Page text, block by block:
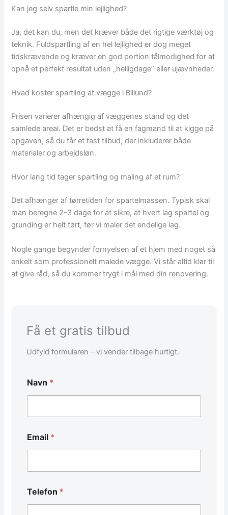
Kan jeg selv spartle min lejlighed?
Ja, det kan du, men det kræver både det rigtige værktøj og
teknik. Fuldspartling af en hel lejlighed er dog meget
tidskrævende og kræver en god portion tålmodighed for at
opnå et perfekt resultat uden „helligdage” eller ujævnheder.
Hvad koster spartling af vægge i Billund?
Prisen varierer afhængig af væggenes stand og det
samlede areal. Det er bedst at få en fagmand til at kigge på
opgaven, så du får et fast tilbud, der inkluderer både
materialer og arbejdsløn.
Hvor lang tid tager spartling og maling af et rum?
Det afhænger af tørretiden for spartelmassen. Typisk skal
man beregne 2-3 dage for at sikre, at hvert lag spartel og
grunding er helt tørt, før vi maler det endelige lag.
Nogle gange begynder fornyelsen af et hjem med noget så
enkelt som professionelt malede vægge. Vi står altid klar til
at give råd, så du kommer trygt i mål med din renovering.
Få et gratis tilbud
Udfyld formularen – vi vender tilbage hurtigt.
Navn *
Email *
E
m
Telefon *